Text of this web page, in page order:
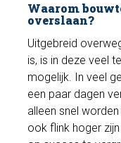
Waarom
overslaan?
Uitgebreid
is, is in deze veel
mogelijk. In veel
een paar dagen
alleen snel
ook flink hoger